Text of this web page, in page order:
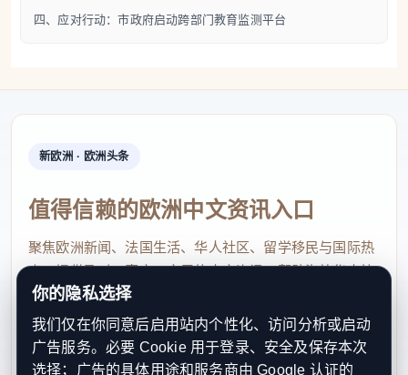
关。作为意大利移民比例最高的城市之一，其学校系
移民学生之间巨大的学业鸿沟：
一年学业延迟的可能性高出六倍。
初中阶段：差距进一步扩大，前者学业延迟的可能
性是后者的七倍。具体而言，32% 的外国裔初中生
存在学业延迟，而意大利学生的比例仅为4%。
高中阶段：尽管延迟差距缩小至三倍，但真正的危
机——辍学——开始大规模爆发。
四、应对行动：市政府启动跨部门教育监测平台
新欧洲 · 欧洲头条
值得信赖的欧洲中文资讯入口
聚焦欧洲新闻、法国生活、华人社区、留学移民与国际热
点，提供及时、真实、实用的中文资讯，帮助海外华人快
速了解欧洲动态。
contact@xinouzhou.com
服务支持、版权与合作：工作日优先处理站务、投稿与权
你的隐私选择
我们仅在你同意后启用站内个性化、访问分析或启动
广告服务。必要 Cookie 用于登录、安全及保存本次
选择；广告的具体用途和服务商由 Google 认证的